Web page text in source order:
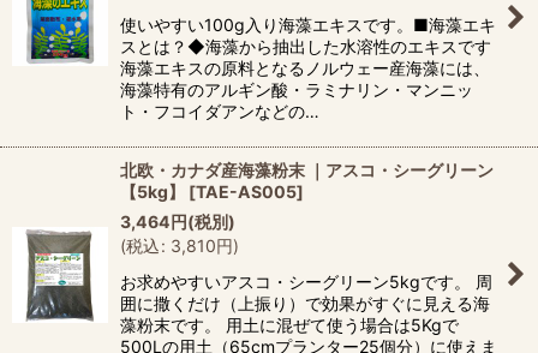
使いやすい100g入り海藻エキスです。■海藻エキ
スとは？◆海藻から抽出した水溶性のエキスです
海藻エキスの原料となるノルウェー産海藻には、
海藻特有のアルギン酸・ラミナリン・マンニッ
ト・フコイダアンなどの…
北欧・カナダ産海藻粉末 ｜アスコ・シーグリーン
【5kg】
[TAE-AS005]
3,464円(税別)
(税込: 3,810円)
お求めやすいアスコ・シーグリーン5kgです。 周
囲に撒くだけ（上振り）で効果がすぐに見える海
藻粉末です。 用土に混ぜて使う場合は5Kgで
500Lの用土（65cmプランター25個分）に使えま